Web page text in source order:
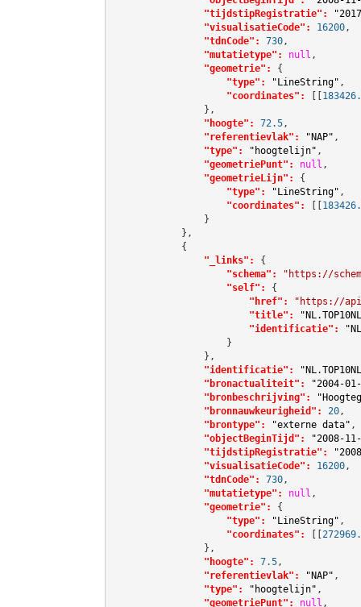
"tijdstipRegistratie":
"visualisatieCode":
16200,
"tdnCode":
730,
"mutatietype":
null ,
"geometrie":
{
"type":
"LineString" ,
"coordinates":
[[
                },
"hoogte":
72.5,
"referentievlak":
"NAP" ,
"type":
"hoogtelijn" ,
"geometriePunt":
null ,
"geometrieLijn":
{
"type":
"LineString" ,
"coordinates":
[[
                }
            },
            {
"_links":
{
"schema":
"https://
"self":
{
"href":
"https://
"title":
"identificatie":
                    }
                },
"identificatie":
"bronactualiteit":
"2004-
"bronbeschrijving":
"bronnauwkeurigheid":
20,
"brontype":
"externe data" ,
"objectBeginTijd":
"2008-
"tijdstipRegistratie":
"visualisatieCode":
16200,
"tdnCode":
730,
"mutatietype":
null ,
"geometrie":
{
"type":
"LineString" ,
"coordinates":
[[
                },
"hoogte":
7.5,
"referentievlak":
"NAP" ,
"type":
"hoogtelijn" ,
"geometriePunt":
null ,